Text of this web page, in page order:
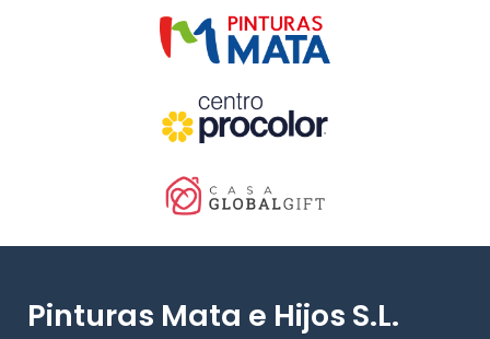
Pinturas Mata e Hijos S.L.